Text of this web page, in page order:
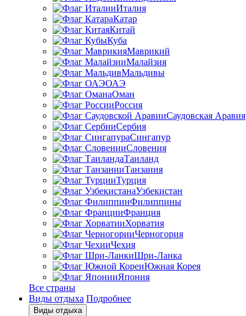
Италия
Катар
Китай
Куба
Маврикий
Малайзия
Мальдивы
ОАЭ
Оман
Россия
Саудовская Аравия
Сербия
Сингапур
Словения
Таиланд
Танзания
Турция
Узбекистан
Филиппины
Франция
Хорватия
Черногория
Чехия
Шри-Ланка
Южная Корея
Япония
Все страны
Виды отдыха Подробнее
Виды отдыха